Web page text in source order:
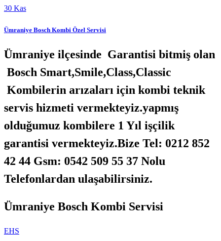
30 Kas
Ümraniye Bosch Kombi Özel Servisi
Ümraniye ilçesinde Garantisi bitmiş olan
Bosch Smart,Smile,Class,Classic
Kombilerin arızaları için kombi teknik
servis hizmeti vermekteyiz.yapmış
olduğumuz kombilere 1 Yıl işçilik
garantisi vermekteyiz.Bize Tel: 0212 852
42 44 Gsm: 0542 509 55 37 Nolu
Telefonlardan ulaşabilirsiniz.
Ümraniye Bosch Kombi Servisi
EHS